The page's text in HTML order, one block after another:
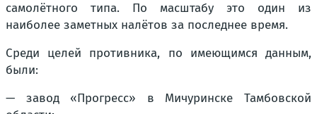
самолётного типа. По масштабу это один из
наиболее заметных налётов за последнее время.
Среди целей противника, по имеющимся данным,
были:
— завод «Прогресс» в Мичуринске Тамбовской